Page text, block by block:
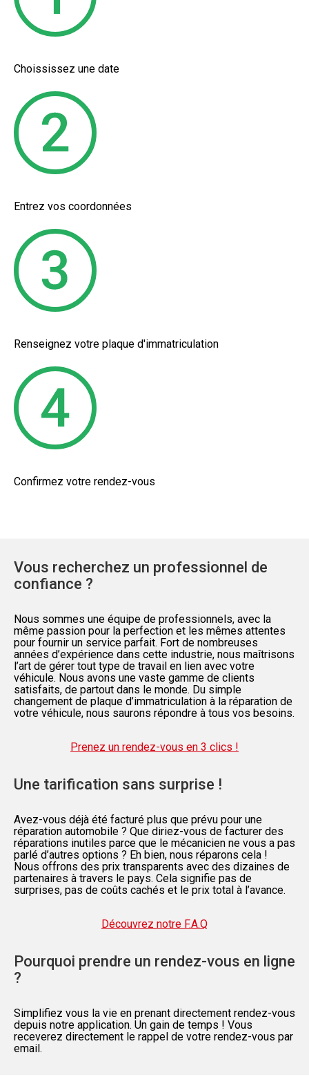
Choississez une date
Entrez vos coordonnées
Renseignez votre plaque d'immatriculation
Confirmez votre rendez-vous
Vous recherchez un professionnel de
confiance ?
Nous sommes une équipe de professionnels, avec la
même passion pour la perfection et les mêmes attentes
pour fournir un service parfait. Fort de nombreuses
années d’expérience dans cette industrie, nous maîtrisons
l’art de gérer tout type de travail en lien avec votre
véhicule. Nous avons une vaste gamme de clients
satisfaits, de partout dans le monde. Du simple
changement de plaque d’immatriculation à la réparation de
votre véhicule, nous saurons répondre à tous vos besoins.
Prenez un rendez-vous en 3 clics !
Une tarification sans surprise !
Avez-vous déjà été facturé plus que prévu pour une
réparation automobile ? Que diriez-vous de facturer des
réparations inutiles parce que le mécanicien ne vous a pas
parlé d’autres options ? Eh bien, nous réparons cela !
Nous offrons des prix transparents avec des dizaines de
partenaires à travers le pays. Cela signifie pas de
surprises, pas de coûts cachés et le prix total à l’avance.
Découvrez notre F.A.Q
Pourquoi prendre un rendez-vous en ligne
?
Simplifiez vous la vie en prenant directement rendez-vous
depuis notre application. Un gain de temps ! Vous
receverez directement le rappel de votre rendez-vous par
email.